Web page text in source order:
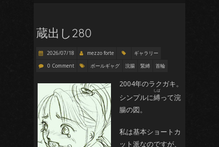
蔵出し280
2026/07/18 mezzo forte
ギャラリー
0 Comment
ボールギャグ 浣腸 緊縛 首輪
2004年のラクガキ。
シンプルに縛って浣
腸の図。
私は基本ショートカ
ット派なのですが、